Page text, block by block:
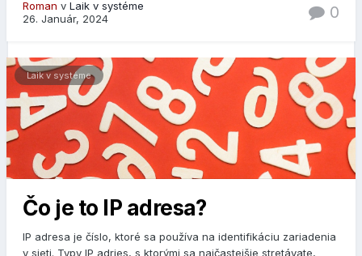
Roman v Laik v systéme
26. Január, 2024
0
Laik v systéme
Čo je to IP adresa?
IP adresa je číslo, ktoré sa používa na identifikáciu zariadenia
v sieti. Typy IP adries, s ktorými sa najčastejšie stretávate,